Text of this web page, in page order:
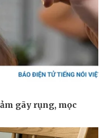
Sành điệu
Tin Công nghệ
Trải nghiệm
Chuyển đổi số